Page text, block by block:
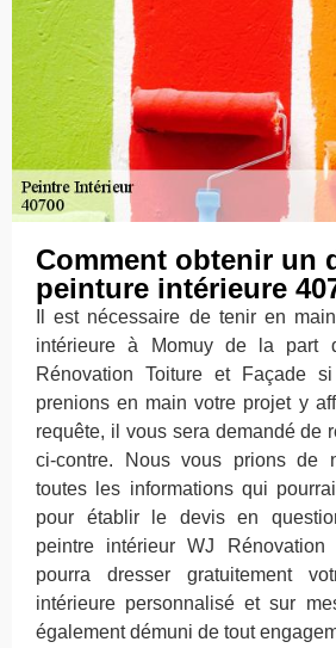
Comment obtenir un
peinture intérieure
Il est nécessaire de tenir en
intérieure à Momuy de la part
Rénovation Toiture et Façade
prenions en main votre projet y
requête, il vous sera demandé de
ci-contre. Nous vous prions de
toutes les informations qui
pour établir le devis en
peintre intérieur WJ Rénovation
pourra dresser gratuitement
intérieure personnalisé et sur
également démuni de tout